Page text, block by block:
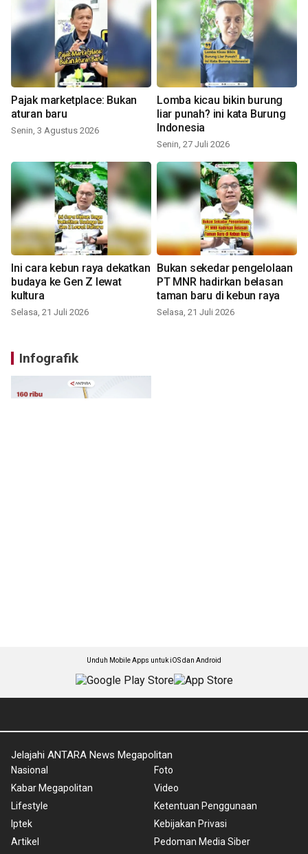
Pajak marketplace: Bukan
aturan baru
Senin, 3 Agustus 2026
Lomba kicau bikin burung
liar punah? ini kata Burung
Indonesia
Senin, 27 Juli 2026
Ini cara kebun raya dekatkan
budaya ke Gen Z lewat
kultura
Selasa, 21 Juli 2026
Bukan sekedar pengelolaan
PT MNR hadirkan belasan
taman baru di kebun raya
Selasa, 21 Juli 2026
Infografik
Unduh Mobile Apps untuk iOS dan Android
Jelajahi ANTARA News Megapolitan
Nasional
Kabar Megapolitan
Lifestyle
Iptek
Artikel
Foto
Video
Ketentuan Penggunaan
Kebijakan Privasi
Pedoman Media Siber